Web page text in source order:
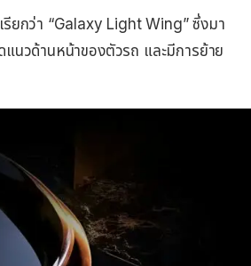
ยกว่า “Galaxy Light Wing” ซึ่งมา
นวด้านหน้าของตัวรถ และมีการย้าย